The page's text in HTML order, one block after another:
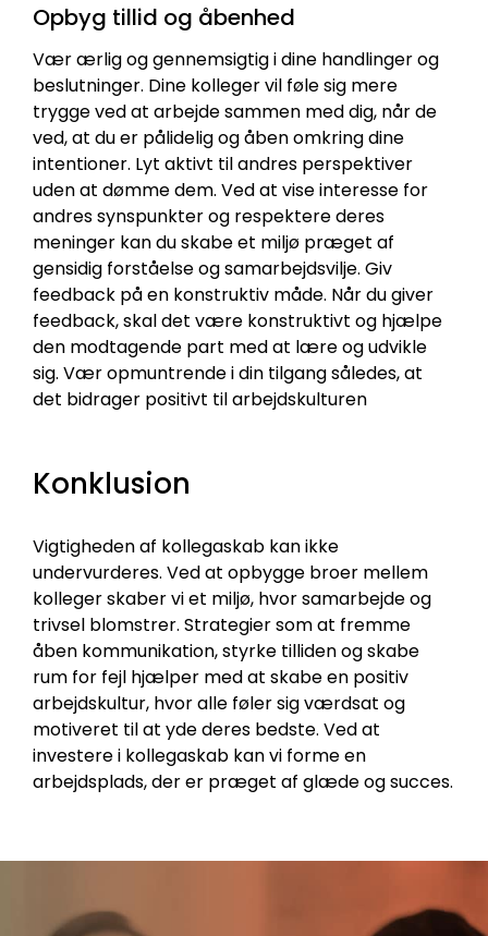
Opbyg tillid og åbenhed
Vær ærlig og gennemsigtig i dine handlinger og
beslutninger. Dine kolleger vil føle sig mere
trygge ved at arbejde sammen med dig, når de
ved, at du er pålidelig og åben omkring dine
intentioner. Lyt aktivt til andres perspektiver
uden at dømme dem. Ved at vise interesse for
andres synspunkter og respektere deres
meninger kan du skabe et miljø præget af
gensidig forståelse og samarbejdsvilje. Giv
feedback på en konstruktiv måde. Når du giver
feedback, skal det være konstruktivt og hjælpe
den modtagende part med at lære og udvikle
sig. Vær opmuntrende i din tilgang således, at
det bidrager positivt til arbejdskulturen
Konklusion
Vigtigheden af kollegaskab kan ikke
undervurderes. Ved at opbygge broer mellem
kolleger skaber vi et miljø, hvor samarbejde og
trivsel blomstrer. Strategier som at fremme
åben kommunikation, styrke tilliden og skabe
rum for fejl hjælper med at skabe en positiv
arbejdskultur, hvor alle føler sig værdsat og
motiveret til at yde deres bedste. Ved at
investere i kollegaskab kan vi forme en
arbejdsplads, der er præget af glæde og succes.